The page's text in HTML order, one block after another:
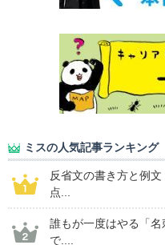
ミスの人気記事ランキング
反省文の書き方と例
点...
誰もが一度はやる「
で....